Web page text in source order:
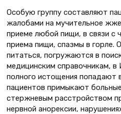
Особую группу составляют
жалобами на мучительное
приеме любой пищи, в связи с
приема пищи, спазмы в горле.
питаться, погружаются в
медицинским справочникам, в
полного истощения попадают
пациентов примыкают
стержневым расстройством
нервной анорексии,